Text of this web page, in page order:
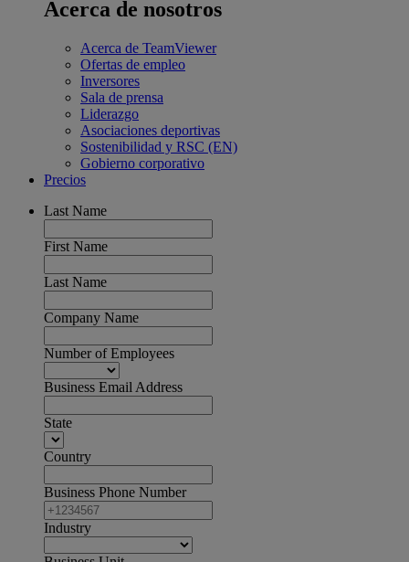
Acerca de nosotros
Acerca de TeamViewer
Ofertas de empleo
Inversores
Sala de prensa
Liderazgo
Asociaciones deportivas
Sostenibilidad y RSC (EN)
Gobierno corporativo
Precios
Last Name
First Name
Last Name
Company Name
Number of Employees
Business Email Address
State
Country
Business Phone Number
Industry